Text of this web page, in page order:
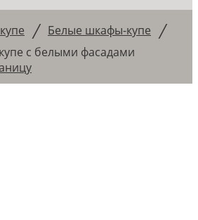
/ Белые шкафы-купе /
с белыми фасадами